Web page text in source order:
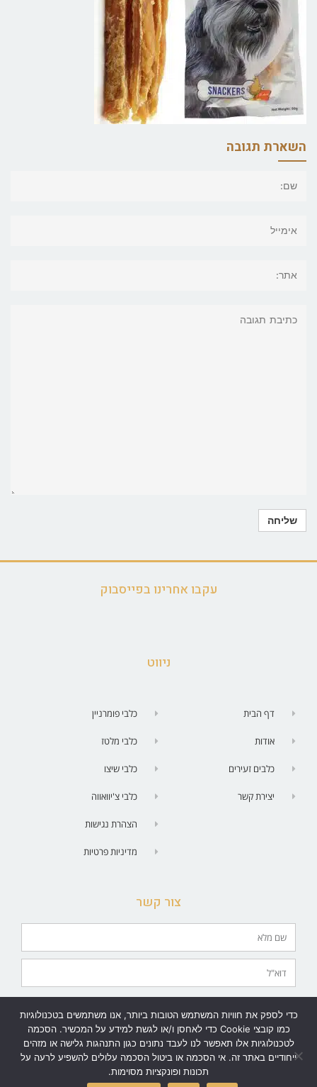
השארת תגובה
עקבו אחרינו בפייסבוק
ניווט
דף הבית
אודות
כלבים זעירים
יצירת קשר
כלבי פומרניין
כלבי מלטז
כלבי שיצו
כלבי צ'יוואווה
הצהרת נגישות
מדיניות פרטיות
צור קשר
שלח
כדי לספק את חוויות המשתמש הטובות ביותר, אנו משתמשים בטכנולוגיות
כמו קובצי Cookie כדי לאחסן ו/או לגשת למידע על המכשיר. הסכמה
לטכנולוגיות אלו תאפשר לנו לעבד נתונים כגון התנהגות גלישה או מזהים
ייחודיים באתר זה. אי הסכמה או ביטול הסכמה עלולים להשפיע לרעה על
תכונות ופונקציות מסוימות.